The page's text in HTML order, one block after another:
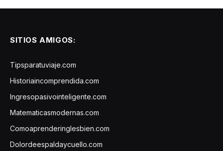
SITIOS AMIGOS:
Tipsparatuviaje.com
Historiaincomprendida.com
Ingresopasivointeligente.com
Matematicasmodernas.com
Comoaprenderinglesbien.com
Dolordeespaldaycuello.com